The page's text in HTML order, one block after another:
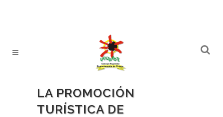
LA PROMOCIÓN
TURÍSTICA DE